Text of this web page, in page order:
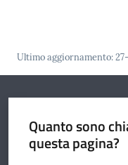
pianificazione
Ultimo aggiornamento:
Quanto sono
questa pagina?